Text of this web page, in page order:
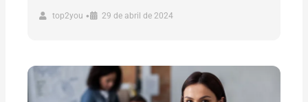
top2you • 29 de abril de 2024